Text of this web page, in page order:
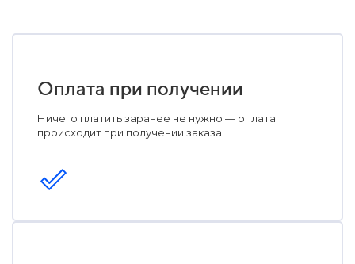
Оплата при получении
Ничего платить заранее не нужно — оплата
происходит при получении заказа.